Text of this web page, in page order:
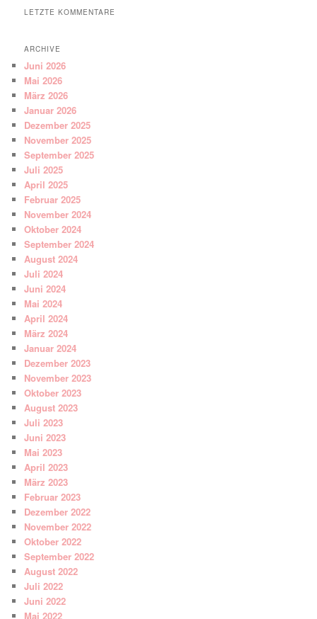
LETZTE KOMMENTARE
ARCHIVE
Juni 2026
Mai 2026
März 2026
Januar 2026
Dezember 2025
November 2025
September 2025
Juli 2025
April 2025
Februar 2025
November 2024
Oktober 2024
September 2024
August 2024
Juli 2024
Juni 2024
Mai 2024
April 2024
März 2024
Januar 2024
Dezember 2023
November 2023
Oktober 2023
August 2023
Juli 2023
Juni 2023
Mai 2023
April 2023
März 2023
Februar 2023
Dezember 2022
November 2022
Oktober 2022
September 2022
August 2022
Juli 2022
Juni 2022
Mai 2022